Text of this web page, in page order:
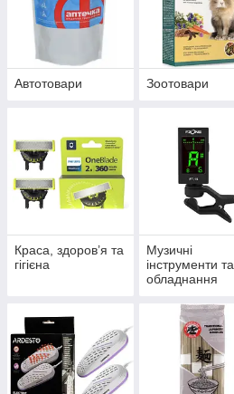
Автотовари Зоотовари
Краса, здоров’я та
гігієна
Музичні
інструменти та
обладнання